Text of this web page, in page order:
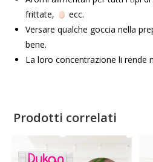
frittate,
ecc.
Versare qualche goccia nella
bene.
La loro concentrazione li rende
Prodotti correlati